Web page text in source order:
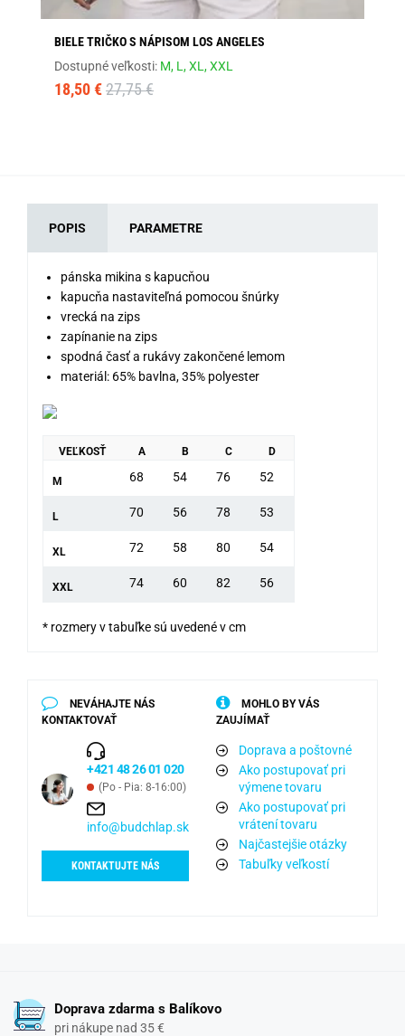
BIELE TRIČKO S NÁPISOM LOS ANGELES
Dostupné veľkosti: M, L,XL,XXL
18,50 € 27,75 €
POPIS PARAMETRE
pánska mikina s kapucňou
kapucňa nastaviteľná pomocou šnúrky
vrecká na zips
zapínanie na zips
spodná časť a rukávy zakončené lemom
materiál: 65% bavlna, 35% polyester
VEĽKOSŤ A B C D
M 68 54 76 52
L 70 56 78 53
XL 72 58 80 54
XXL 74 60 82 56
* rozmery v tabuľke sú uvedené v cm
NEVÁHAJTE NÁS
KONTAKTOVAŤ
+421 48 26 01 020
(Po - Pia: 8-16:00)
info@budchlap.sk
KONTAKTUJTE NÁS
MOHLO BY VÁS
ZAUJÍMAŤ
Doprava a poštovné
Ako postupovať pri
výmene tovaru
Ako postupovať pri
vrátení tovaru
Najčastejšie otázky
Tabuľky veľkostí
Doprava zdarma s Balíkovo
pri nákupe nad 35 €